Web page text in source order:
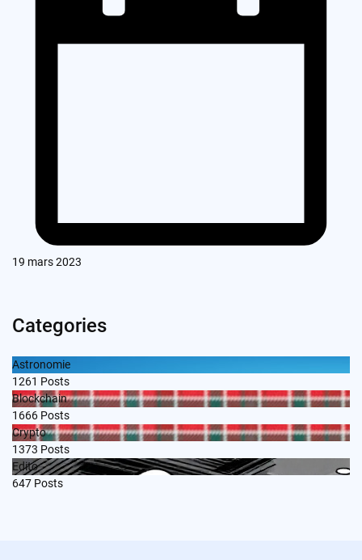
19 mars 2023
Categories
Astronomie
1261 Posts
Blockchain
1666 Posts
Crypto
1373 Posts
Edito
647 Posts